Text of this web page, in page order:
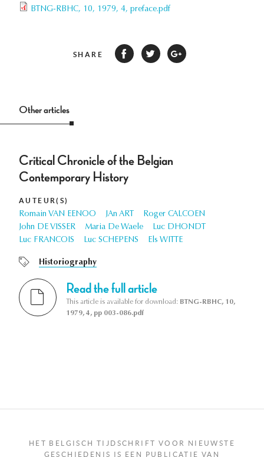
BTNG-RBHC, 10, 1979, 4, preface.pdf
SHARE
Other articles
Critical Chronicle of the Belgian
Contemporary History
AUTEUR(S)
Romain VAN EENOO JAn ART
Roger CALCOEN
John DE VISSER
Maria De Waele
Luc DHONDT
Luc FRANCOIS
Luc SCHEPENS Els WITTE
Historiography
Read the full article
This article is available for download: BTNG-RBHC, 10,
1979, 4, pp 003-086.pdf
HET BELGISCH TIJDSCHRIFT VOOR NIEUWSTE
GESCHIEDENIS IS EEN PUBLICATIE VAN